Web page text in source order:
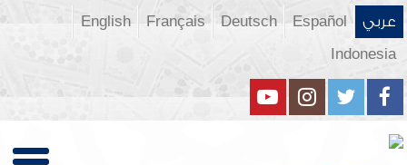
عربي Español
Deutsch
Français
English
Indonesia